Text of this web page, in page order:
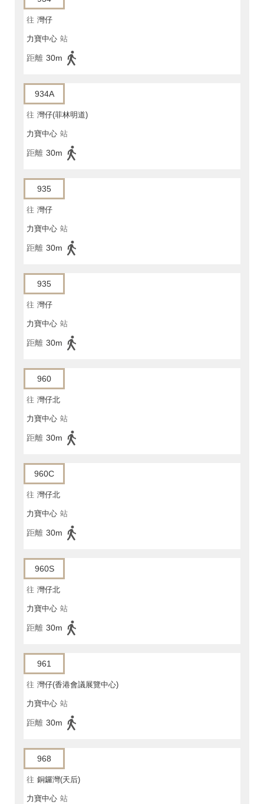
往 灣仔
力寶中心 站
距離 30m
934A
往 灣仔(菲林明道)
力寶中心 站
距離 30m
935
往 灣仔
力寶中心 站
距離 30m
935
往 灣仔
力寶中心 站
距離 30m
960
往 灣仔北
力寶中心 站
距離 30m
960C
往 灣仔北
力寶中心 站
距離 30m
960S
往 灣仔北
力寶中心 站
距離 30m
961
往 灣仔(香港會議展覽中心)
力寶中心 站
距離 30m
968
往 銅鑼灣(天后)
力寶中心 站